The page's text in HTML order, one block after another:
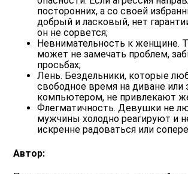
посторонних, а со своей
добрый и ласковый, нет
он не сорвется;
Невнимательность к женщине.
может не замечать проблем,
просьбах;
Лень. Бездельники, которые
свободное время на диване или
компьютером, не привлекают
Флегматичность. Девушки не
мужчины холодно реагируют и
искренне радоваться или
Автор: